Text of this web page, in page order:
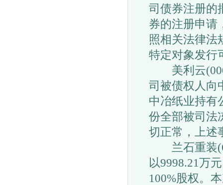
司债券注册的
券的注册申请
照相关法律法
特定对象发行
美利云
司被债权人向
中冶纸业持有
份全部被司法
切正常，上述
兰石重装
以9998.21万
100%股权。